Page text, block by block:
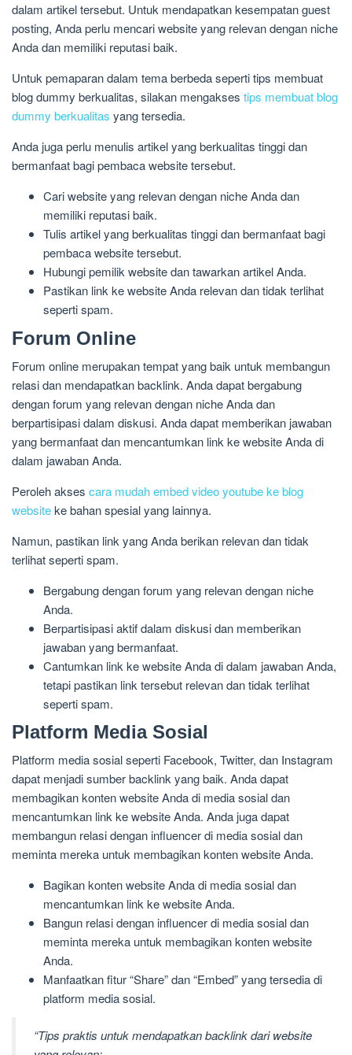
dalam artikel tersebut. Untuk mendapatkan kesempatan guest
posting, Anda perlu mencari website yang relevan dengan niche
Anda dan memiliki reputasi baik.
Untuk pemaparan dalam tema berbeda seperti tips membuat
blog dummy berkualitas, silakan mengakses tips membuat blog
dummy berkualitas yang tersedia.
Anda juga perlu menulis artikel yang berkualitas tinggi dan
bermanfaat bagi pembaca website tersebut.
Cari website yang relevan dengan niche Anda dan
memiliki reputasi baik.
Tulis artikel yang berkualitas tinggi dan bermanfaat bagi
pembaca website tersebut.
Hubungi pemilik website dan tawarkan artikel Anda.
Pastikan link ke website Anda relevan dan tidak terlihat
seperti spam.
Forum Online
Forum online merupakan tempat yang baik untuk membangun
relasi dan mendapatkan backlink. Anda dapat bergabung
dengan forum yang relevan dengan niche Anda dan
berpartisipasi dalam diskusi. Anda dapat memberikan jawaban
yang bermanfaat dan mencantumkan link ke website Anda di
dalam jawaban Anda.
Peroleh akses cara mudah embed video youtube ke blog
websiteke bahan spesial yang lainnya.
Namun, pastikan link yang Anda berikan relevan dan tidak
terlihat seperti spam.
Bergabung dengan forum yang relevan dengan niche
Anda.
Berpartisipasi aktif dalam diskusi dan memberikan
jawaban yang bermanfaat.
Cantumkan link ke website Anda di dalam jawaban Anda,
tetapi pastikan link tersebut relevan dan tidak terlihat
seperti spam.
Platform Media Sosial
Platform media sosial seperti Facebook, Twitter, dan Instagram
dapat menjadi sumber backlink yang baik. Anda dapat
membagikan konten website Anda di media sosial dan
mencantumkan link ke website Anda. Anda juga dapat
membangun relasi dengan influencer di media sosial dan
meminta mereka untuk membagikan konten website Anda.
Bagikan konten website Anda di media sosial dan
mencantumkan link ke website Anda.
Bangun relasi dengan influencer di media sosial dan
meminta mereka untuk membagikan konten website
Anda.
Manfaatkan fitur “Share” dan “Embed” yang tersedia di
platform media sosial.
“Tips praktis untuk mendapatkan backlink dari website